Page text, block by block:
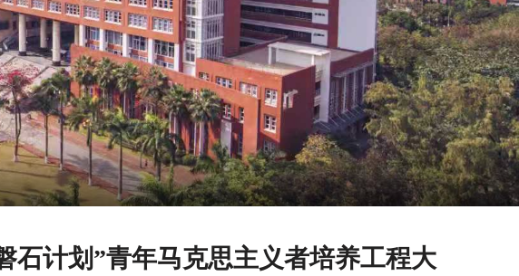
硕士生
博士生
经济（非全日制）...
品牌活动
校友动态
校友组织
石计划”青年马克思主义者培养工程大